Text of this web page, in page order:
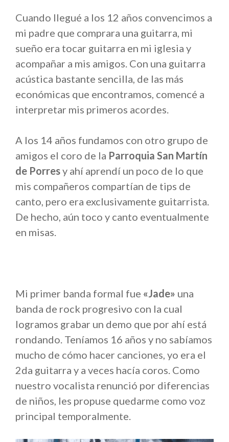
Cuando llegué a los 12 años convencimos a
mi padre que comprara una guitarra, mi
sueño era tocar guitarra en mi iglesia y
acompañar a mis amigos. Con una guitarra
acústica bastante sencilla, de las más
económicas que encontramos, comencé a
interpretar mis primeros acordes.
A los 14 años fundamos con otro grupo de
amigos el coro de la Parroquia San Martín
de Porresy ahí aprendí un poco de lo que
mis compañeros compartían de tips de
canto, pero era exclusivamente guitarrista.
De hecho, aún toco y canto eventualmente
en misas.
Mi primer banda formal fue «Jade» una
banda de rock progresivo con la cual
logramos grabar un demo que por ahí está
rondando. Teníamos 16 años y no sabíamos
mucho de cómo hacer canciones, yo era el
2da guitarra y a veces hacía coros. Como
nuestro vocalista renunció por diferencias
de niños, les propuse quedarme como voz
principal temporalmente.